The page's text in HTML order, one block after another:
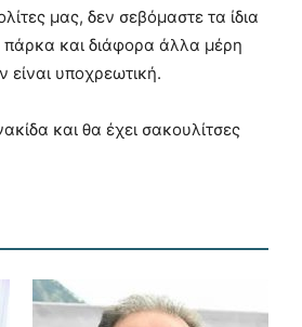
μας, δεν σεβόμαστε τα ίδια
πάρκα και διάφορα άλλα μέρη
υποχρεωτική.
και θα έχει σακουλίτσες